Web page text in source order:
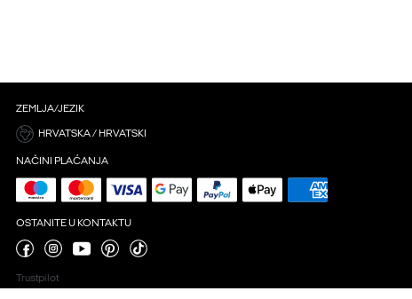
ZEMLJA/JEZIK
HRVATSKA / HRVATSKI
NAČINI PLAĆANJA
OSTANITE U KONTAKTU
Trustpilot